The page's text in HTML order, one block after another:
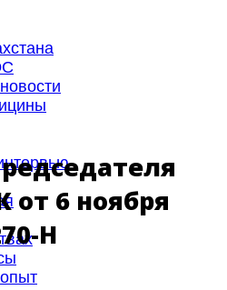
от 6 ноября
НҚ